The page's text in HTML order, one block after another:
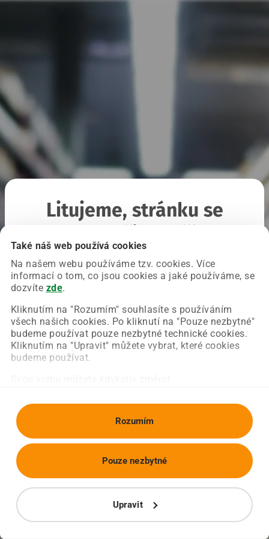
Také náš web používá cookies
Na našem webu používáme tzv. cookies. Více
informací o tom, co jsou cookies a jaké používáme, se
dozvíte zde.
Kliknutím na "Rozumím" souhlasíte s používáním
všech našich cookies. Po kliknutí na "Pouze nezbytné"
budeme používat pouze nezbytné technické cookies.
Kliknutím na "Upravit" můžete vybrat, které cookies
budeme používat.
Rozumím
Upravit
Pouze nezbytné
Litujeme, stránku se
Chyba nastala na naší straně a už ji opravujeme.
Zkuste prosím znovu načíst požadovanou stránku.
Obnovit stránku Úvodní strana